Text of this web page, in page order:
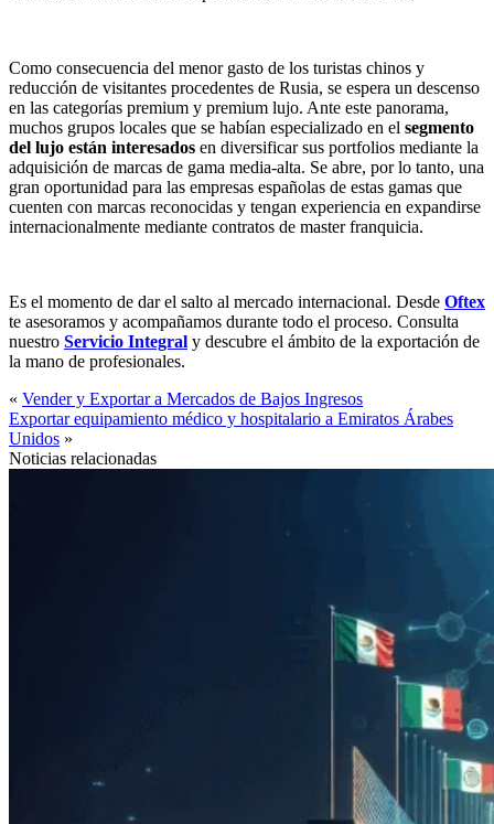
Como consecuencia del menor gasto de los turistas chinos y
reducción de visitantes procedentes de Rusia, se espera un descenso
en las categorías premium y premium lujo. Ante este panorama,
muchos grupos locales que se habían especializado en el segmento
del lujo están interesados en diversificar sus portfolios mediante la
adquisición de marcas de gama media-alta. Se abre, por lo tanto, una
gran oportunidad para las empresas españolas de estas gamas que
cuenten con marcas reconocidas y tengan experiencia en expandirse
internacionalmente mediante contratos de master franquicia.
Es el momento de dar el salto al mercado internacional. Desde Oftex
te asesoramos y acompañamos durante todo el proceso. Consulta
nuestro Servicio Integral y descubre el ámbito de la exportación de
la mano de profesionales.
« Vender y Exportar a Mercados de Bajos Ingresos
Exportar equipamiento médico y hospitalario a Emiratos Árabes
Unidos »
Noticias relacionadas